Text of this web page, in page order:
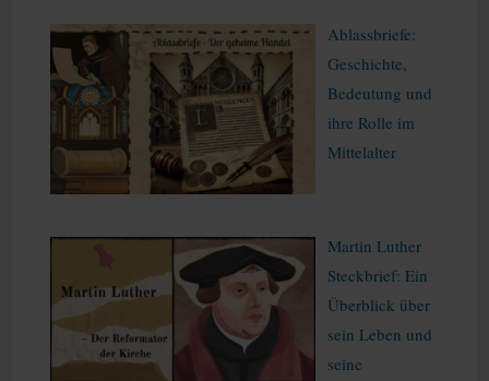
Ablassbriefe:
Geschichte,
Bedeutung und
ihre Rolle im
Mittelalter
Martin Luther
Steckbrief: Ein
Überblick über
sein Leben und
seine